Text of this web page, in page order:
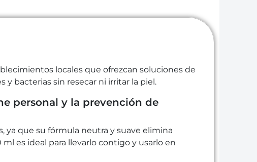
locales que ofrezcan soluciones de
bacterias sin resecar ni irritar la piel.
personal y la prevención de
ya que su fórmula neutra y suave elimina
es ideal para llevarlo contigo y usarlo en